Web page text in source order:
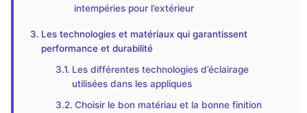
intempéries pour l’extérieur
Les technologies et matériaux qui garantissent
performance et durabilité
Les différentes technologies d’éclairage
utilisées dans les appliques
Choisir le bon matériau et la bonne finition